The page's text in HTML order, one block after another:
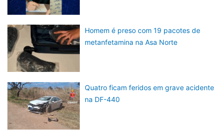
Homem é preso com 19 pacotes de
metanfetamina na Asa Norte
Quatro ficam feridos em grave acidente
na DF-440